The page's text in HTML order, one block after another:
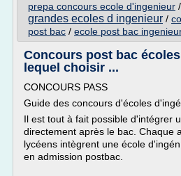
prepa concours ecole d'ingenieur /
grandes ecoles d ingenieur /
post bac / ecole post bac
Concours post bac
lequel choisir ...
CONCOURS PASS
Guide des concours d'écoles
Il est tout à fait possible d'intégrer
directement après le bac. Chaque
lycéens intègrent une école
en admission postbac.